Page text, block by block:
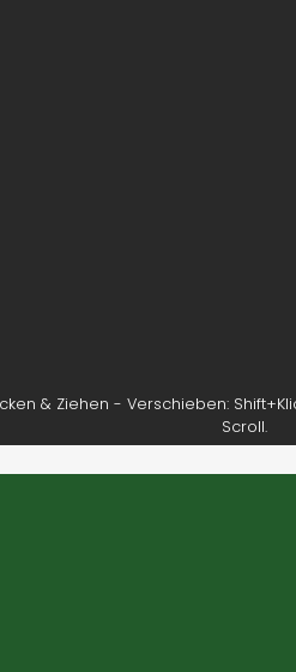
& Ziehen - Verschieben:
Scroll.